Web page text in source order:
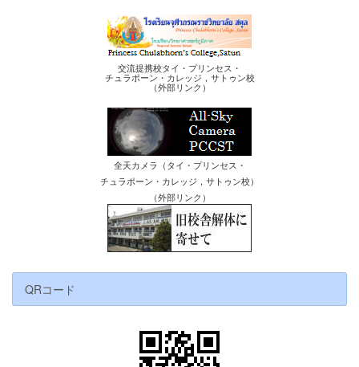
交流提携校タイ・プリンセス・
チュラポーン・カレッジ，サトゥン校
（外部リンク）
全天カメラ（タイ・プリンセス・
チュラポーン・カレッジ，サトゥン校）
（外部リンク）
QRコード